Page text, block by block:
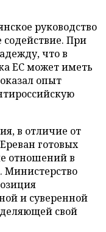
руководство
содействие. При
что в
ЕС может иметь
опыт
в отличие от
готовых
отношений в
Министерство
и суверенной
свой